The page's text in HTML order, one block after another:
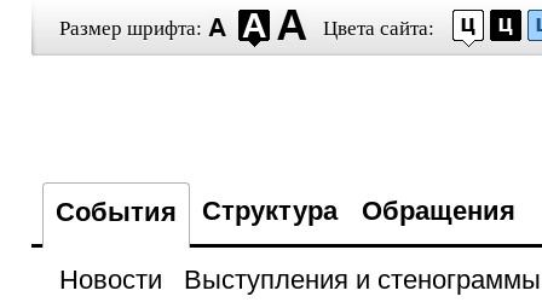
Размер шрифта: Цвета сайта:
События Структура Обращения
Новости
Выступления и стенограммы